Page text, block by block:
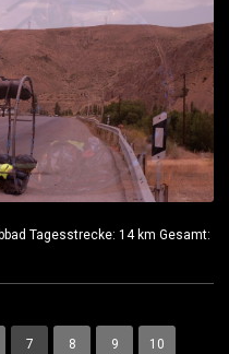
Tagesstrecke: 14 km Gesamt:
7 8 9 10